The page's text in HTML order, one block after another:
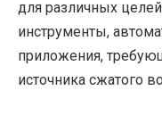
для различных
инструменты,
приложения,
источника сжатого